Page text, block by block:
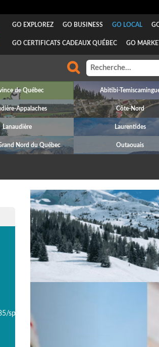
GO EXPLOREZ GO BUSINESS GO LOCAL
GO CERTIFICATS CADEAUX QUÉBEC GO
de Québec Abitibi-
Appalaches Côte-Nord
Lanaudière Laurentides
Nord du Québec Outaouais
sports-